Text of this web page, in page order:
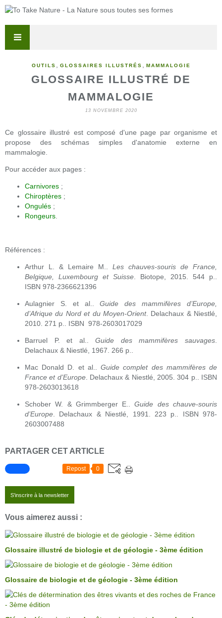
OUTILS GLOSSAIRES ILLUSTRÉS MAMMALOGIE
GLOSSAIRE ILLUSTRÉ DE
MAMMALOGIE
13 NOVEMBRE 2020
Ce glossaire illustré est composé d'une page par organisme et
propose des schémas simples d'anatomie externe en
mammalogie.
Pour accéder aux pages :
Carnivores ;
Chiroptères ;
Ongulés ;
Rongeurs
Références :
Arthur L. & Lemaire M..
Les chauves-souris de France,
Belgique, Luxembourg et Suisse . Biotope, 2015. 544 p..
ISBN 978-2366621396
Aulagnier S. et al..
Guide des mammifères d’Europe,
d’Afrique du Nord et du Moyen-Orient. Delachaux & Niestlé,
2010. 271 p.. ISBN 978-2603017029
Barruel P. et al.. Guide des mammifères sauvages
Delachaux & Niestlé, 1967. 266 p..
Mac Donald D. et al..
Guide complet des mammifères de
France et d’Europe. Delachaux & Niestlé, 2005. 304 p.. ISBN
978-2603013618
Schober W. & Grimmberger E..
Guide des chauve-souris
d’Europe . Delachaux & Niestlé, 1991. 223 p.. ISBN 978-
2603007488
PARTAGER CET ARTICLE
Repost 0
S'inscrire à la newsletter
Vous aimerez aussi :
Glossaire illustré de biologie et de géologie - 3ème édition
Glossaire de biologie et de géologie - 3ème édition